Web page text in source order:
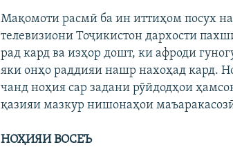
Мақомоти расмӣ ба ин иттиҳом посух
телевизиони Тоҷикистон дархости
рад кард ва изҳор дошт, ки афроди
яки онҳо раддияи нашр нахоҳад кард.
чанд ноҳия сар задани рӯйдодҳои
қазияи мазкур нишонаҳои
НОҲИЯИ ВОСЕЪ